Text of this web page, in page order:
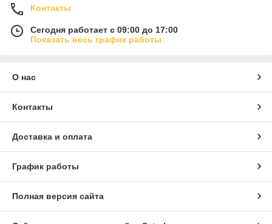
Контакты
Сегодня работает с 09:00 до 17:00
Показать весь график работы
О нас
Контакты
Доставка и оплата
График работы
Полная версия сайта